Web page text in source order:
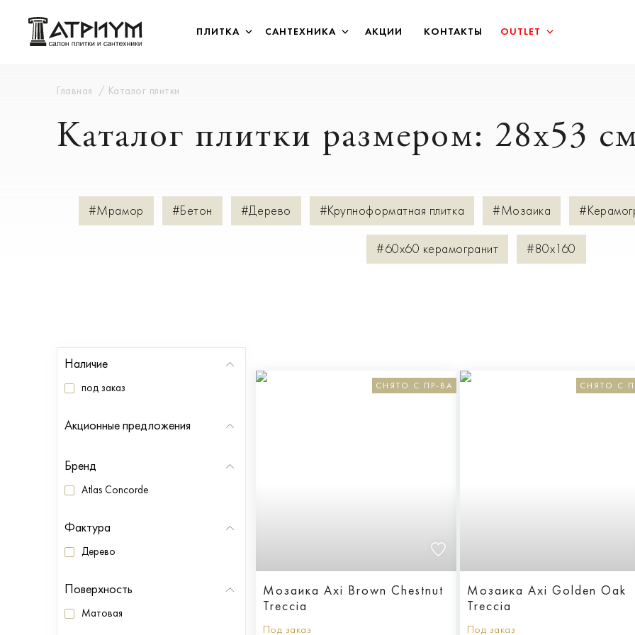
ПЛИТКА САНТЕХНИКА АКЦИИ КОНТАКТЫ OUTLET
Главная Каталог плитки
Каталог плитки размером: 28x53
#Мрамор #Бетон #Дерево #Крупноформатная плитка #Мозаика
#60х60 керамогранит #80х160
Наличие
под заказ
Акционные предложения
Бренд
Atlas Concorde
Фактура
Дерево
Поверхность
Матовая
СНЯТО С ПР-ВА
Мозаика Axi Brown Chestnut
Treccia
Под заказ
СНЯТО С
Мозаика Axi Golden Oak
Treccia
Под заказ